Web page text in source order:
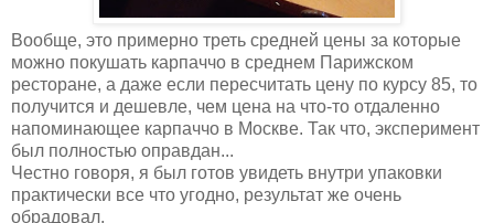
Вообще, это примерно треть средней цены за которые
можно покушать карпаччо в среднем Парижском
ресторане, а даже если пересчитать цену по курсу 85, то
получится и дешевле, чем цена на что-то отдаленно
напоминающее карпаччо в Москве. Так что, эксперимент
был полностью оправдан...
Честно говоря, я был готов увидеть внутри упаковки
практически все что угодно, результат же очень
обрадовал.